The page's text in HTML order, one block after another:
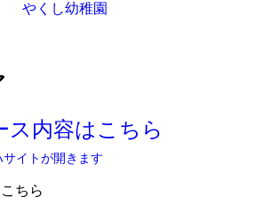
やくし幼稚園
ス内容はこちら
サイトが開きます
ちら